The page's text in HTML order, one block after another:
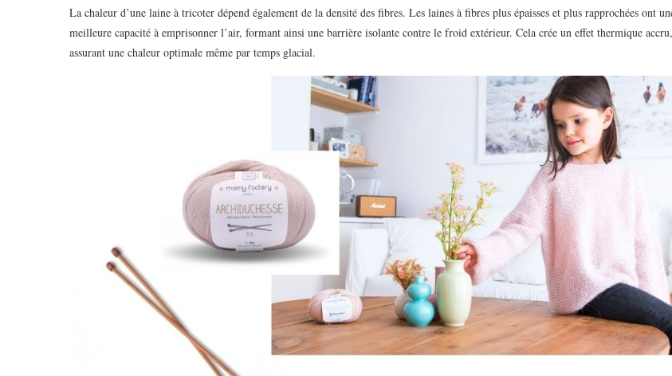
La chaleur d’une laine à tricoter dépend également de la densité des fibres. Les laines à fibres plus épaisses et plus rapprochées ont
meilleure capacité à emprisonner l’air, formant ainsi une barrière isolante contre le froid extérieur. Cela crée un effet thermique accru,
assurant une chaleur optimale même par temps glacial.